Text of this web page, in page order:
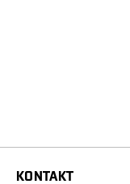
KONTAKT